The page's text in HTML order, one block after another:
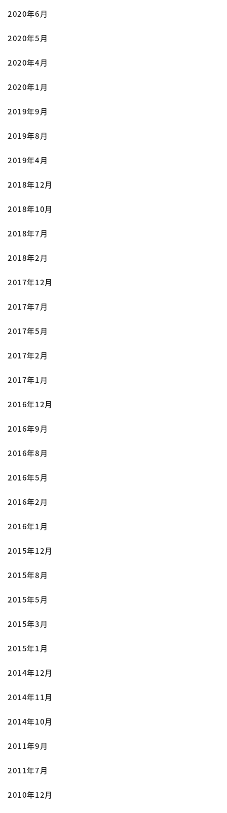
2020年6月
2020年5月
2020年4月
2020年1月
2019年9月
2019年8月
2019年4月
2018年12月
2018年10月
2018年7月
2018年2月
2017年12月
2017年7月
2017年5月
2017年2月
2017年1月
2016年12月
2016年9月
2016年8月
2016年5月
2016年2月
2016年1月
2015年12月
2015年8月
2015年5月
2015年3月
2015年1月
2014年12月
2014年11月
2014年10月
2011年9月
2011年7月
2010年12月